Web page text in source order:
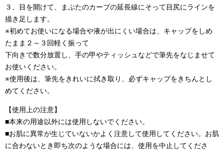
３、目を開けて、まぶたのカーブの延長線にそって目尻にラインを
描き足します。
※初めてお使いになる場合や液が出にくい場合は、キャップをしめ
たまま２～３回軽く振って
下向きで数分放置し、手の甲やティッシュなどで筆先をなじませて
お使いください。
※使用後は、筆先をきれいに拭き取り、必ずキャップをきちんとし
めてください。
【使用上の注意】
■本来の用途以外には使用しないでください。
■お肌に異常が生じていないかよく注意して使用してください。お肌
に合わないとき即ち次のような場合には、使用を中止してくださ